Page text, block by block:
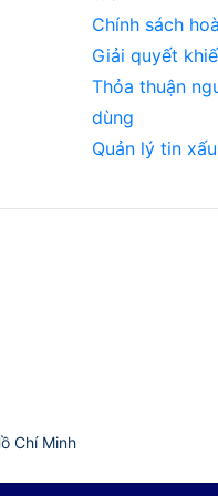
Chính sách
Giải quyết
Thỏa thuận
dùng
Quản lý tin xấu
Chí Minh